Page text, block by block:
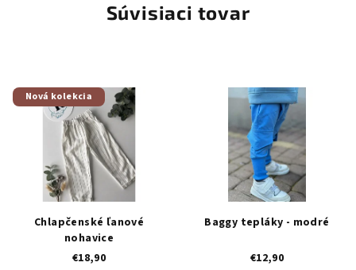
Súvisiaci tovar
Nová kolekcia
Chlapčenské ľanové
nohavice
€18,90
Baggy tepláky - modré
€12,90